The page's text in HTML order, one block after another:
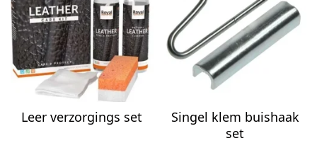
Leer verzorgings set
Singel klem buishaak
set